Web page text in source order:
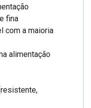
fina
com a maioria
alimentação